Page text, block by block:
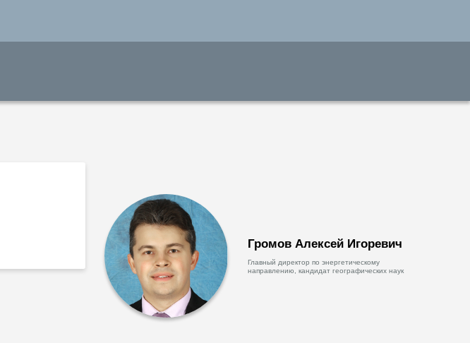
Громов Алексей Игоревич
Главный директор по энергетическому
направлению, кандидат географических наук